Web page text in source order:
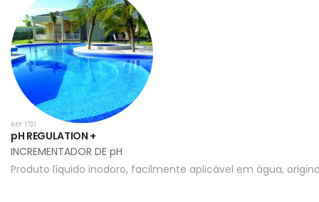
REF: 1721
pH REGULATION +
INCREMENTADOR DE pH
Produto líquido inodoro, facilmente aplicável em água,